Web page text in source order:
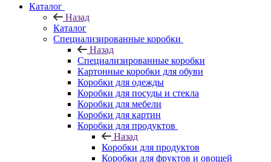
Каталог
Назад
Каталог
Специализированные коробки
Назад
Специализированные коробки
Картонные коробки для обуви
Коробки для одежды
Коробки для посуды и стекла
Коробки для мебели
Коробки для картин
Коробки для продуктов
Назад
Коробки для продуктов
Коробки для фруктов и овощей